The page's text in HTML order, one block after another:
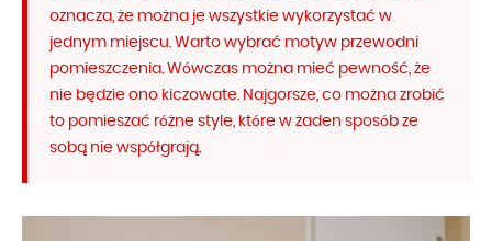
oznacza, że można je wszystkie wykorzystać w
jednym miejscu. Warto wybrać motyw przewodni
pomieszczenia. Wówczas można mieć pewność, że
nie będzie ono kiczowate. Najgorsze, co można zrobić
to pomieszać różne style, które w żaden sposób ze
sobą nie współgrają.